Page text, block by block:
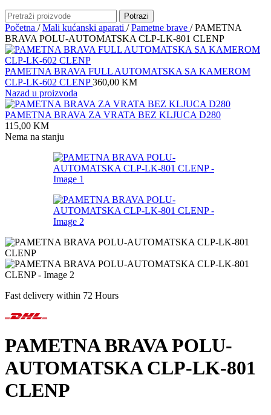
Potrazi
Početna / Mali kućanski aparati / Pametne brave / PAMETNA
BRAVA POLU-AUTOMATSKA CLP-LK-801 CLENP
PAMETNA BRAVA FULL AUTOMATSKA SA KAMEROM
CLP-LK-602 CLENP360,00 KM
Nazad u proizvoda
PAMETNA BRAVA ZA VRATA BEZ KLJUCA D280
115,00 KM
Nema na stanju
Fast delivery within 72 Hours
PAMETNA BRAVA POLU-
AUTOMATSKA CLP-LK-801
CLENP